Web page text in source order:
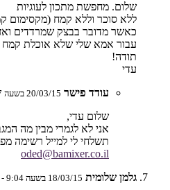
שלום. מחפשת מתכון לעוגיות
ללא סוכר וללא קמח (מקסימום
כאשר מדובר בבצק שמרדדים
עבור אמא שלי שלא אוכלת קמח
תודה!
עדי
עודד פישר 20/03/15 בשעה 8:07 -
שלום עדי,
אני לא לגמרי מבין מה
תשלחי לי למייל רשימה
oded@bamixer.co.il
גלמן שלומית 18/03/15 בשעה 9:04 -